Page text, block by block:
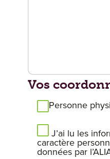
frais ?
Vos
Personne
J’ai lu les
caractère
données par